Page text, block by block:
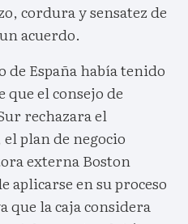
cordura y sensatez de
acuerdo.
de España había tenido
que el consejo de
rechazara el
plan de negocio
externa Boston
aplicarse en su proceso
que la caja considera